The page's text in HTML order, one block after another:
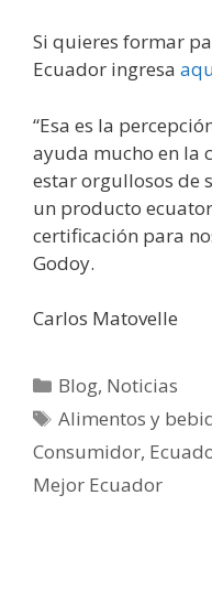
Si quieres formar
Ecuador ingresa
“Esa es la
ayuda mucho en la
estar orgullosos de
un producto
certificación para
Godoy.
Carlos Matovelle
Blog, Noticias
Alimentos y
Consumidor,
Mejor Ecuador